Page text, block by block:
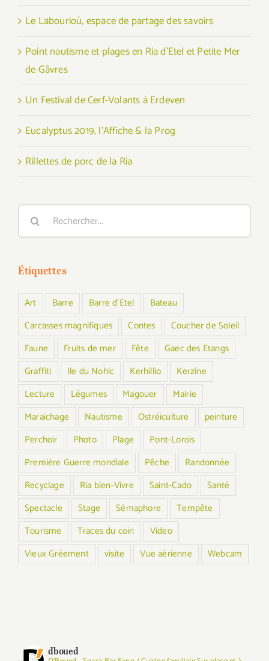
Le Labourioù, espace de partage des savoirs
Point nautisme et plages en Ria d’Etel et Petite Mer
de Gâvres
Un Festival de Cerf-Volants à Erdeven
Eucalyptus 2019, l’Affiche & la Prog
Rillettes de porc de la Ria
Rechercher:
Étiquettes
Art Barre Barre d'Etel
Bateau
Carcasses magnifiques
Contes
Coucher de Soleil
Faune
Fruits de mer Fête
Gaec des Etangs
Graffiti
Ile du Nohic Kerhillio
Kerzine
Lecture
Légumes Magouer
Mairie
Maraichage
Nautisme Ostréiculture
peinture
Perchoir
Photo Plage
Pont-Lorois
Première Guerre mondiale
Pêche
Randonnée
Recyclage
Ria bien-Vivre Saint-Cado
Santé
Spectacle
Stage Sémaphore
Tempête
Tourisme
Traces du coin
Video
Vieux Gréement
visite Vue aérienne Webcam
dboued